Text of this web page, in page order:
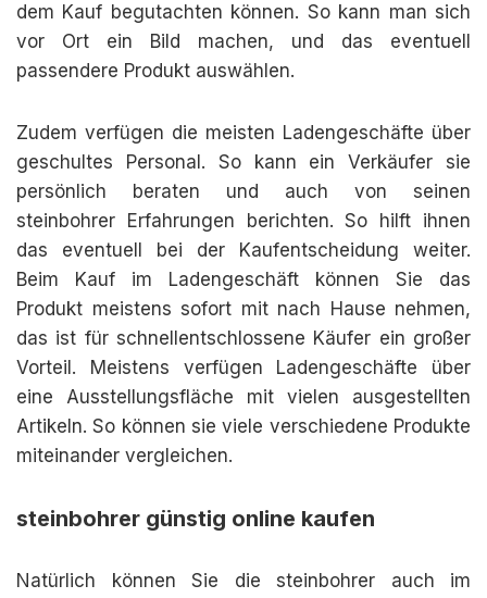
dem Kauf begutachten können. So kann man sich
vor Ort ein Bild machen, und das eventuell
passendere Produkt auswählen.
Zudem verfügen die meisten Ladengeschäfte über
geschultes Personal. So kann ein Verkäufer sie
persönlich beraten und auch von seinen
steinbohrer Erfahrungen berichten. So hilft ihnen
das eventuell bei der Kaufentscheidung weiter.
Beim Kauf im Ladengeschäft können Sie das
Produkt meistens sofort mit nach Hause nehmen,
das ist für schnellentschlossene Käufer ein großer
Vorteil. Meistens verfügen Ladengeschäfte über
eine Ausstellungsfläche mit vielen ausgestellten
Artikeln. So können sie viele verschiedene Produkte
miteinander vergleichen.
steinbohrer günstig online kaufen
Natürlich können Sie die steinbohrer auch im